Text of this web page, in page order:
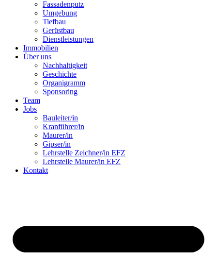
Fassadenputz
Umgebung
Tiefbau
Gerüstbau
Dienstleistungen
Immobilien
Über uns
Nachhaltigkeit
Geschichte
Organigramm
Sponsoring
Team
Jobs
Bauleiter/in
Kranführer/in
Maurer/in
Gipser/in
Lehrstelle Zeichner/in EFZ
Lehrstelle Maurer/in EFZ
Kontakt